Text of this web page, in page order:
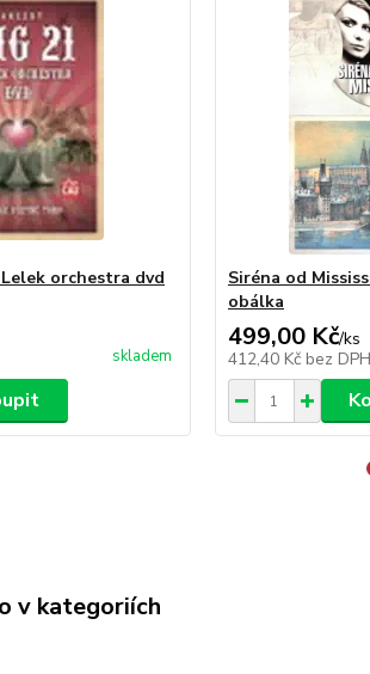
orchestra dvd
skladem
Siréna od
obálka
499,00 Kč/ks
412,40 Kč bez DPH
v kategoriích